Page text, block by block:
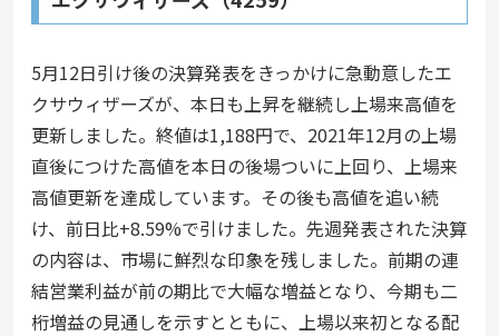
5月12日引け後の決算発表をきっかけに急動意したエ
クサウィザーズが、本日も上昇を継続し上場来高値を
更新しました。終値は1,188円で、2021年12月の上場
直後につけた高値を本日の後場ついに上回り、上場来
高値更新を達成しています。その後も高値を追い続
け、前日比+8.59%で引けました。先週発表された決算
の内容は、市場に鮮烈な印象を残しました。前期の連
結営業利益が前の期比で大幅な増益となり、今期も二
桁増益の見通しを示すとともに、上場以来初となる配